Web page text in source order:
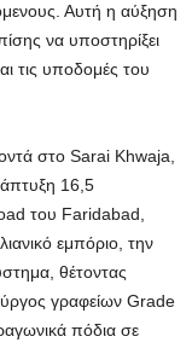
Αυτή η αύξηση
να υποστηρίξει
τις υποδομές του
στο Sarai Khwaja,
16,5
του Faridabad,
εμπόριο, την
θέτοντας
γραφείων Grade
πόδια σε